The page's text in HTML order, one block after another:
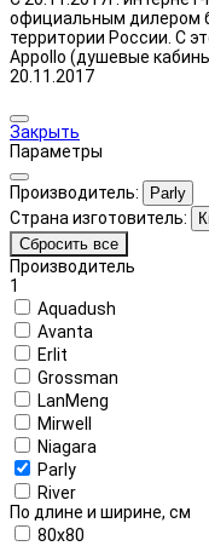
официальным дилером
территории России. С
Appollo (душевые
20.11.2017
Закрыть
Параметры
Производитель: Parly
Страна изготовитель:
Сбросить все
Производитель
1
Aquadush
Avanta
Erlit
Grossman
LanMeng
Mirwell
Niagara
Parly
River
По длине и ширине, см
80x80